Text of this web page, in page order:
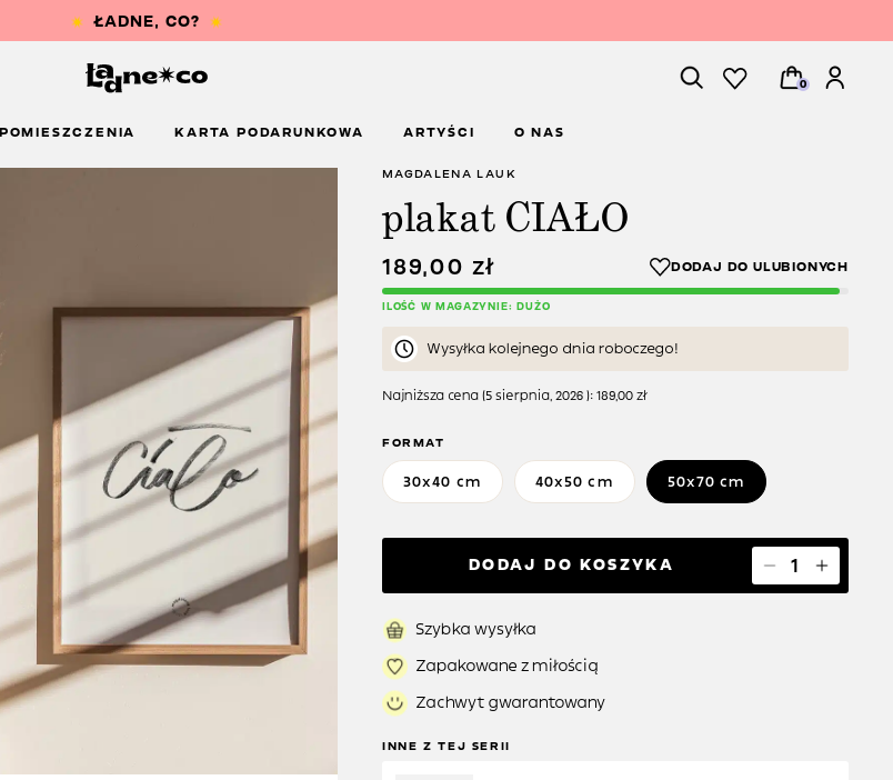
0
POMIESZCZENIA KARTA PODARUNKOWA ARTYŚCI O NAS
MAGDALENA LAUK
plakat CIAŁO
189,00 zł
ILOŚĆ W MAGAZYNIE: DUŻO
Wysyłka kolejnego dnia roboczego!
Najniższa cena (5 sierpnia, 2026 ): 189,00 zł
FORMAT
30x40 cm 40x50 cm 50x70 cm
DODAJ DO KOSZYKA
Szybka wysyłka
Zapakowane z miłością
Zachwyt gwarantowany
INNE Z TEJ SERII